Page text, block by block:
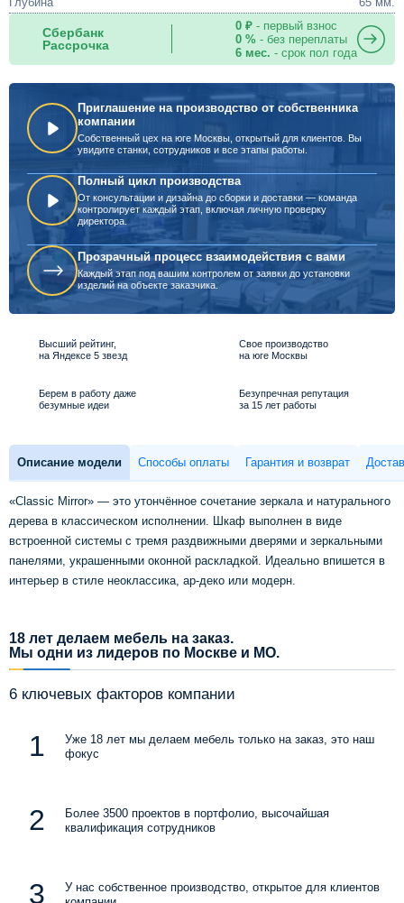
Сбербанк
Рассрочка
0 ₽- первый взнос
0 %- без переплаты
6 мес. - срок пол года
Приглашение на производство от собственника
компании
Собственный цех на юге Москвы, открытый для клиентов. Вы
увидите станки, сотрудников и все этапы работы.
Полный цикл производства
От консультации и дизайна до сборки и доставки — команда
контролирует каждый этап, включая личную проверку
директора.
Прозрачный процесс взаимодействия с вами
Каждый этап под вашим контролем от заявки до установки
изделий на объекте заказчика.
Высший рейтинг,
на Яндексе 5 звезд
Свое производство
на юге Москвы
Берем в работу даже
безумные идеи
Безупречная репутация
за 15 лет работы
Описание модели Способы оплаты Гарантия и возврат
«Classic Mirror» — это утончённое сочетание зеркала и натурального
дерева в классическом исполнении. Шкаф выполнен в виде
встроенной системы с тремя раздвижными дверями и зеркальными
панелями, украшенными оконной раскладкой. Идеально впишется в
интерьер в стиле неоклассика, ар-деко или модерн.
18 лет делаем мебель на заказ.
Мы одни из лидеров по Москве и МО.
6 ключевых факторов компании
Уже 18 лет мы делаем мебель только на заказ, это наш
фокус
Более 3500 проектов в портфолио, высочайшая
квалификация сотрудников
У нас собственное производство, открытое для клиентов